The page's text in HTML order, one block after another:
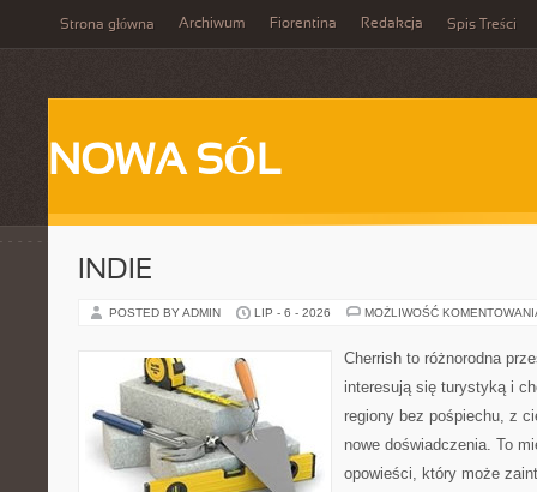
Strona główna Archiwum Fiorentina Redakcja Spis Treści
NOWA SÓL
INDIE
POSTED BY ADMIN LIP - 6 - 2026 MOŻLIWOŚĆ
Cherrish to różnorodna
interesują się turystyką i
regiony bez pośpiechu, z
nowe doświadczenia. To
opowieści, który może